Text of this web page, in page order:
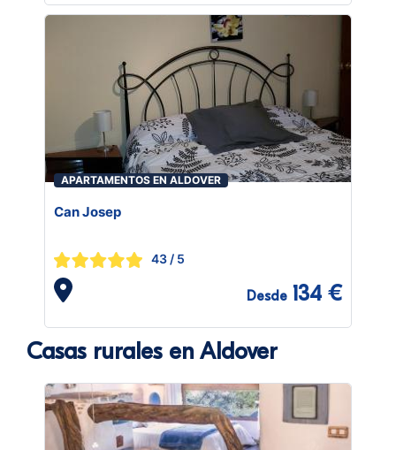
APARTAMENTOS EN ALDOVER
Can Josep
43 / 5
Desde 134 €
Casas rurales en Aldover